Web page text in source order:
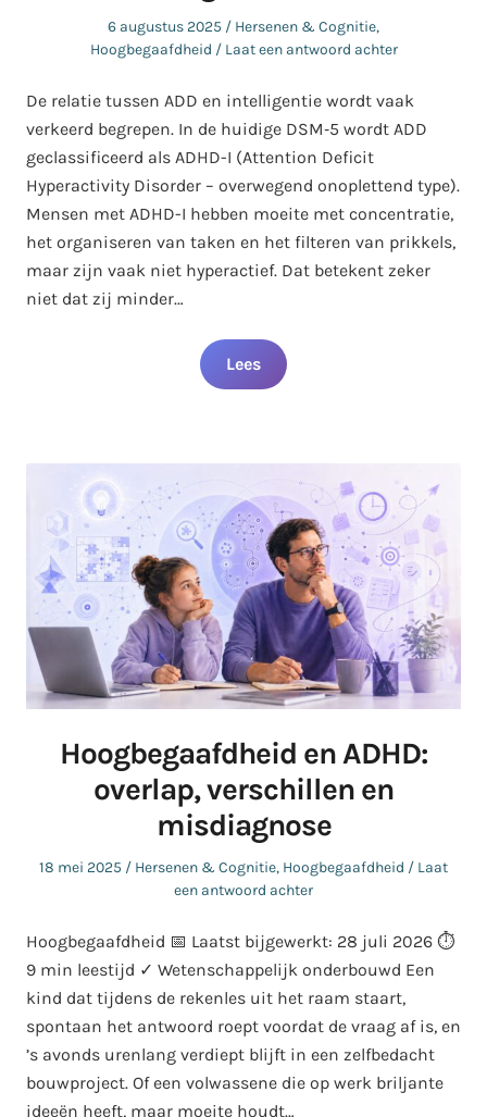
Geplaatst
op
6 augustus 2025
Geplaatst
in
Hersenen & Cognitie,
Hoogbegaafdheid
Laat een antwoord achter
De relatie tussen ADD en intelligentie wordt vaak
verkeerd begrepen. In de huidige DSM‑5 wordt ADD
geclassificeerd als ADHD-I (Attention Deficit
Hyperactivity Disorder – overwegend onoplettend type).
Mensen met ADHD-I hebben moeite met concentratie,
het organiseren van taken en het filteren van prikkels,
maar zijn vaak niet hyperactief. Dat betekent zeker
niet dat zij minder…
Lees
Hoogbegaafdheid en ADHD:
overlap, verschillen en
misdiagnose
Geplaatst
18 mei 2025
Geplaatst
Hersenen & Cognitie, Hoogbegaafdheid
Laat
een antwoord achter
Hoogbegaafdheid 📅 Laatst bijgewerkt: 28 juli 2026 ⏱️
9 min leestijd ✓ Wetenschappelijk onderbouwd Een
kind dat tijdens de rekenles uit het raam staart,
spontaan het antwoord roept voordat de vraag af is, en
’s avonds urenlang verdiept blijft in een zelfbedacht
bouwproject. Of een volwassene die op werk briljante
ideeën heeft, maar moeite houdt…